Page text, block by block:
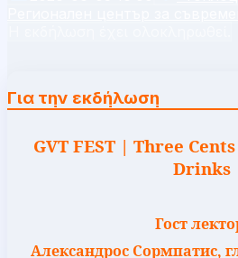
Για την εκδήλωση
GVT FEST | Three
Drinks
Гост
Александрос Сормпатис,